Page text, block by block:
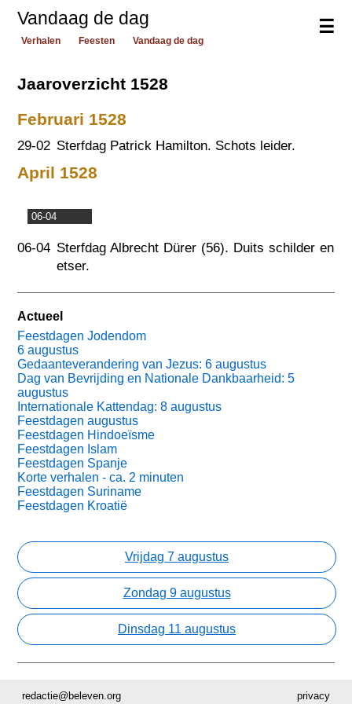
☰
Vandaag de dag
Verhalen Feesten Vandaag de dag
Jaaroverzicht 1528
Februari 1528
29-02 Sterfdag Patrick Hamilton. Schots leider.
April 1528
06-04
06-04 Sterfdag Albrecht Dürer (56). Duits schilder en
etser.
Actueel
Feestdagen Jodendom
6 augustus
Gedaanteverandering van Jezus: 6 augustus
Dag van Bevrijding en Nationale Dankbaarheid: 5
augustus
Internationale Kattendag: 8 augustus
Feestdagen augustus
Feestdagen Hindoeïsme
Feestdagen Islam
Feestdagen Spanje
Korte verhalen - ca. 2 minuten
Feestdagen Suriname
Feestdagen Kroatië
Vrijdag 7 augustus
Zondag 9 augustus
Dinsdag 11 augustus
privacy
redactie@beleven.org